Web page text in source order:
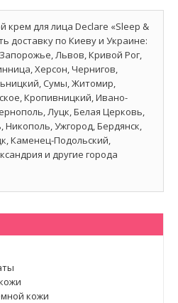
крем для лица Declare «Sleep &
доставку по Киеву и Украине:
Львов, Кривой Рог,
Херсон, Чернигов,
Сумы, Житомир,
Кропивницкий, Ивано-
Луцк, Белая Церковь,
Ужгород, Бердянск,
Каменец-Подольский,
и другие города
кожи